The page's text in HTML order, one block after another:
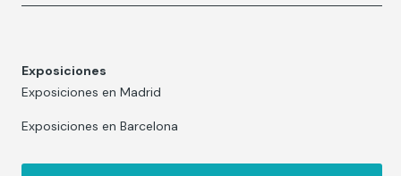
Exposiciones
Exposiciones en Madrid
Exposiciones en Barcelona